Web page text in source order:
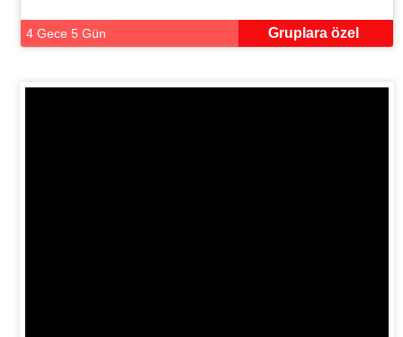
4 Gece 5 Gün Gruplara özel